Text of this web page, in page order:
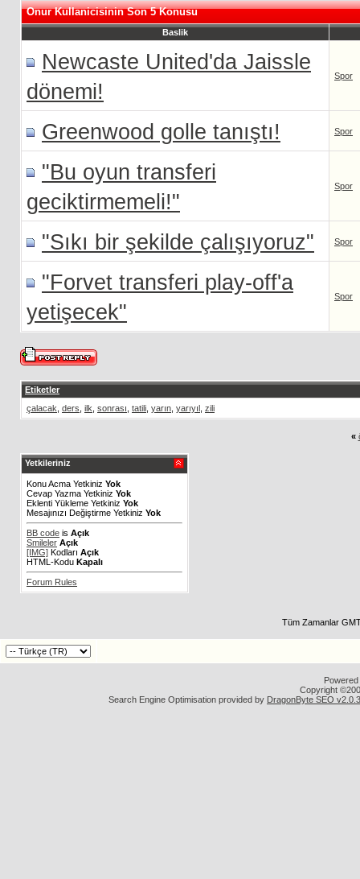
Onur Kullanicisinin Son 5 Konusu
Baslik
Newcaste United'da Jaissle
dönemi!
Spor
Greenwood golle tanıştı! Spor
"Bu oyun transferi
geciktirmemeli!"
Spor
"Sıkı bir şekilde çalışıyoruz" Spor
"Forvet transferi play-off'a
yetişecek"
Spor
Etiketler
çalacak ders ilk sonrası tatili yarın yarıyıl zili
«
Yetkileriniz
Konu Acma Yetkiniz Yok
Cevap Yazma Yetkiniz Yok
Eklenti Yükleme Yetkiniz Yok
Mesajınızı Değiştirme Yetkiniz Yok
BB code is Açık
Smileler Açık
[IMG] Kodları Açık
HTML-Kodu Kapalı
Forum Rules
Tüm Zamanlar
Copyright
Search Engine Optimisation provided by DragonByte SEO